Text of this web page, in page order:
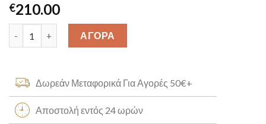
€210.00
Μικρός Δίσκος Φαιστού Κ14 [14m0381] quantity
ΑΓΟΡΑ
Δωρεάν Μεταφορικά Για Αγορές 50€+
Αποστολή εντός 24 ωρών